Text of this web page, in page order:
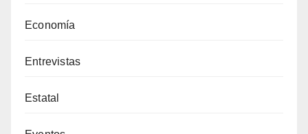
Economía
Entrevistas
Estatal